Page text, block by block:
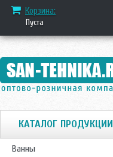
Корзина:
Пуста
КАТАЛОГ ПРОДУКЦИИ
Ванны